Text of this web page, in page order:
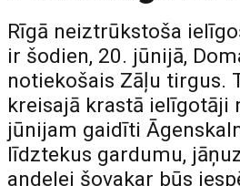
Rīgā neiztrūkstoša
ir šodien, 20. jūnijā,
notiekošais Zāļu tirgus.
kreisajā krastā ielīgotāji
jūnijam gaidīti
līdztekus gardumu,
andelei šovakar būs